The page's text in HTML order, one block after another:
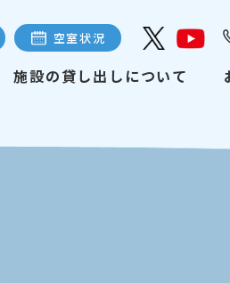
空室状況
施設の貸し出しについて